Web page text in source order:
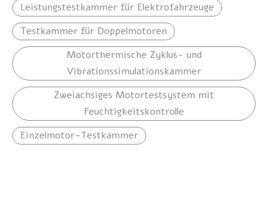
Leistungstestkammer für Elektrofahrzeuge
Testkammer für Doppelmotoren
Motorthermische Zyklus- und
Vibrationssimulationskammer
Zweiachsiges Motortestsystem mit
Feuchtigkeitskontrolle
Einzelmotor-Testkammer